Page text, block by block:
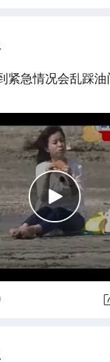
紧急情况会乱踩油